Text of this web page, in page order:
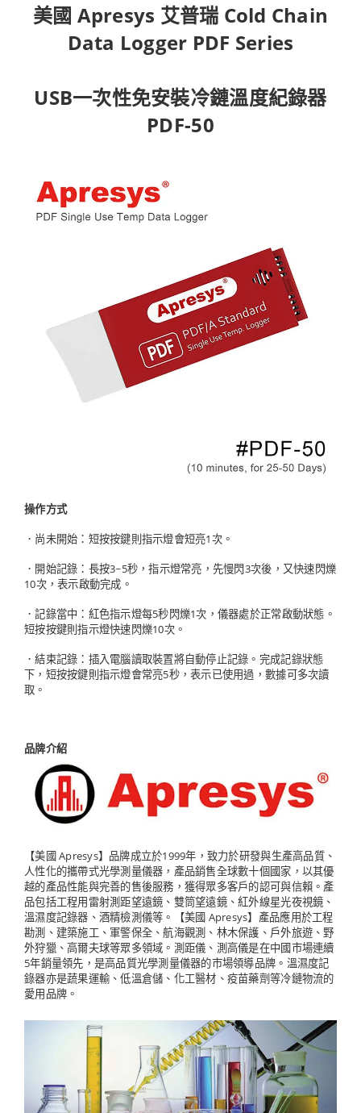
美國 Apresys 艾普瑞 Cold Chain
Data Logger PDF Series
USB一次性免安裝冷鏈溫度紀錄器
PDF-50
操作方式
．尚未開始：短按按鍵則指示燈會短亮1次。
．開始記錄：長按3~5秒，指示燈常亮，先慢閃3次後，又快速閃爍
10次，表示啟動完成。
．記錄當中：紅色指示燈每5秒閃爍1次，儀器處於正常啟動狀態。
短按按鍵則指示燈快速閃爍10次。
．結束記錄：插入電腦讀取裝置將自動停止記錄。完成記錄狀態
下，短按按鍵則指示燈會常亮5秒，表示已使用過，數據可多次讀
取。
品牌介紹
【美國 Apresys】品牌成立於1999年，致力於研發與生產高品質、
人性化的攜帶式光學測量儀器，產品銷售全球數十個國家，以其優
越的產品性能與完善的售後服務，獲得眾多客戶的認可與信賴。產
品包括工程用雷射測距望遠鏡、雙筒望遠鏡、紅外線星光夜視鏡、
溫濕度記錄器、酒精檢測儀等。【美國 Apresys】產品應用於工程
勘測、建築施工、軍警保全、航海觀測、林木保護、戶外旅遊、野
外狩獵、高爾夫球等眾多領域。測距儀、測高儀是在中國市場連續
5年銷量領先，是高品質光學測量儀器的市場領導品牌。溫濕度記
錄器亦是蔬果運輸、低溫倉儲、化工醫材、疫苗藥劑等冷鏈物流的
愛用品牌。